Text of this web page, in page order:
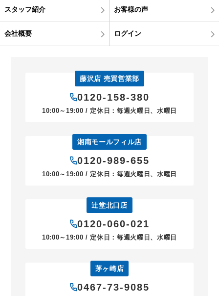
スタッフ紹介 お客様の声
会社概要 ログイン
藤沢店 売買営業部
0120-158-380
10:00～19:00 / 定休日：毎週火曜日、水曜日
湘南モールフィル店
0120-989-655
10:00～19:00 / 定休日：毎週火曜日、水曜日
辻堂北口店
0120-060-021
10:00～19:00 / 定休日：毎週火曜日、水曜日
茅ヶ崎店
0467-73-9085